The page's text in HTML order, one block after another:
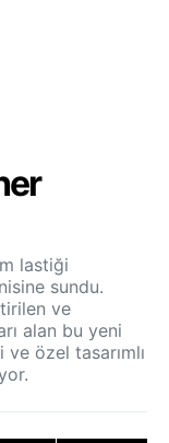
lastiği
sundu.
ve
alan bu yeni
özel tasarımlı